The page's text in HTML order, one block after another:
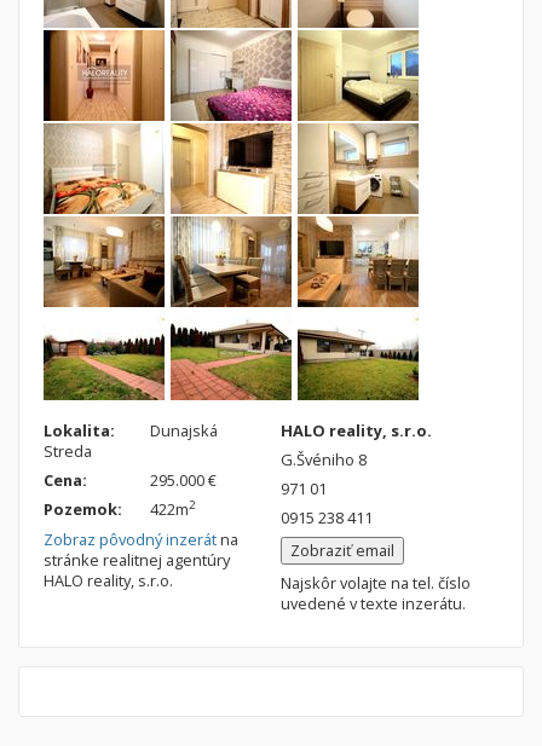
Lokalita:
Dunajská
Streda
Cena:
295.000 €
Pozemok:
422m2
Zobraz pôvodný inzerátna
stránke realitnej agentúry
HALO reality, s.r.o.
HALO reality, s.r.o.
G.Švéniho 8
971 01
0915 238 411
Zobraziť email
Najskôr volajte na tel. číslo
uvedené v texte inzerátu.